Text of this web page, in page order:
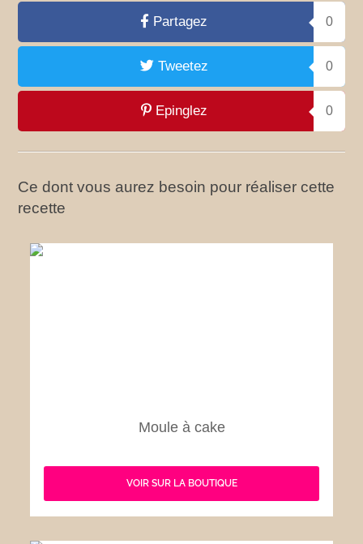
Partagez 0
Tweetez 0
Epinglez 0
Ce dont vous aurez besoin pour réaliser cette
recette
Moule à cake
VOIR SUR LA BOUTIQUE